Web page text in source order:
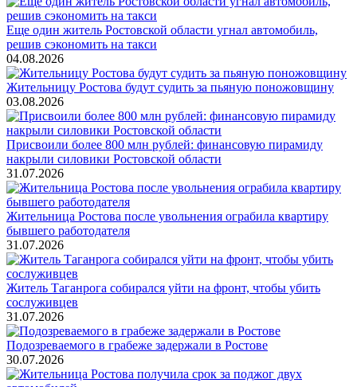
Еще один житель Ростовской области угнал автомобиль,
решив сэкономить на такси
04.08.2026
Жительницу Ростова будут судить за пьяную поножовщину
03.08.2026
Присвоили более 800 млн рублей: финансовую пирамиду
накрыли силовики Ростовской области
31.07.2026
Жительница Ростова после увольнения ограбила квартиру
бывшего работодателя
31.07.2026
Житель Таганрога собирался уйти на фронт, чтобы убить
сослуживцев
31.07.2026
Подозреваемого в грабеже задержали в Ростове
30.07.2026